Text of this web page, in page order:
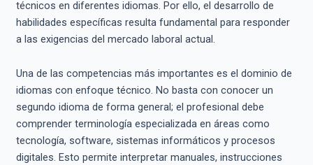
técnicos en diferentes idiomas. Por ello, el desarrollo de
habilidades específicas resulta fundamental para responder
a las exigencias del mercado laboral actual.
Una de las competencias más importantes es el dominio de
idiomas con enfoque técnico. No basta con conocer un
segundo idioma de forma general; el profesional debe
comprender terminología especializada en áreas como
tecnología, software, sistemas informáticos y procesos
digitales. Esto permite interpretar manuales, instrucciones